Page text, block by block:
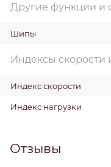
Другие функции и
Шипы
Индексы скорости
Индекс скорости
Индекс нагрузки
Отзывы